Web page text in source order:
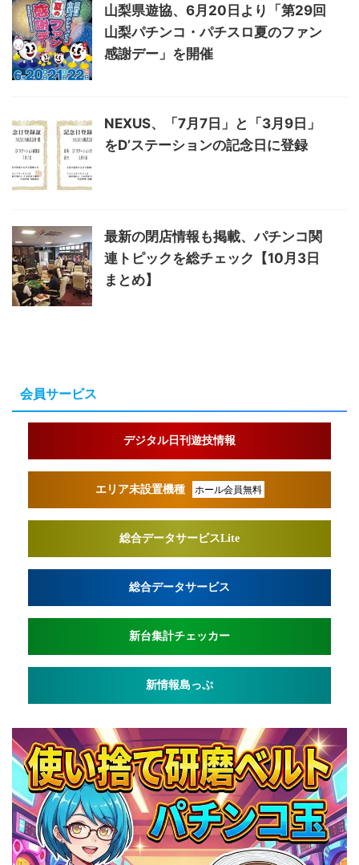
山梨県遊協、6月20日より「第29回
山梨パチンコ・パチスロ夏のファン
感謝デー」を開催
NEXUS、「7月7日」と「3月9日」
をD’ステーションの記念日に登録
最新の閉店情報も掲載、パチンコ関
連トピックを総チェック【10月3日
まとめ】
会員サービス
デジタル日刊遊技情報
エリア未設置機種 ホール会員無料
総合データサービスLite
総合データサービス
新台集計チェッカー
新情報島っぷ